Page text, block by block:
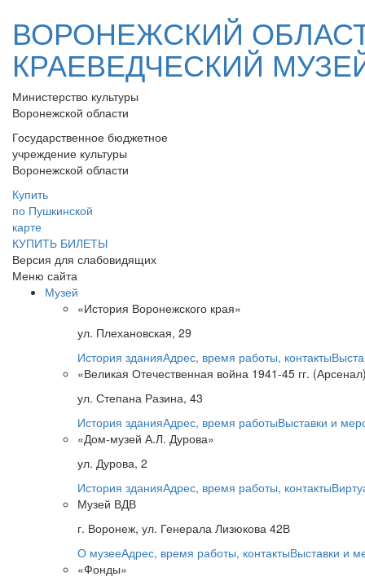
ВОРОНЕЖСКИЙ
КРАЕВЕДЧЕСКИЙ
Министерство культуры
Воронежской области
Государственное бюджетное
учреждение культуры
Воронежской области
Купить
по Пушкинской
карте
КУПИТЬ БИЛЕТЫ
Версия для слабовидящих
Меню сайта
Музей
«История Воронежского края»
ул. Плехановская, 29
История зданияАдрес, время работы, контакты
«Великая Отечественная война 1941-45 гг.
ул. Степана Разина, 43
История зданияАдрес, время работыВыставки и
«Дом-музей А.Л. Дурова»
ул. Дурова, 2
История зданияАдрес, время работы, контакты
Музей ВДВ
г. Воронеж, ул. Генерала Лизюкова 42В
О музееАдрес, время работы, контактыВыставки и
«Фонды»